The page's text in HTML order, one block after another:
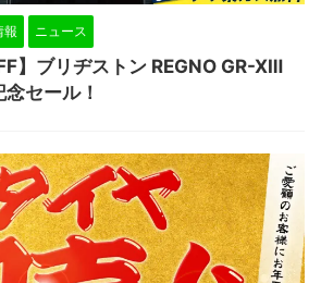
報 ニュース
】ブリヂストン REGNO GR-XⅢ
セール！